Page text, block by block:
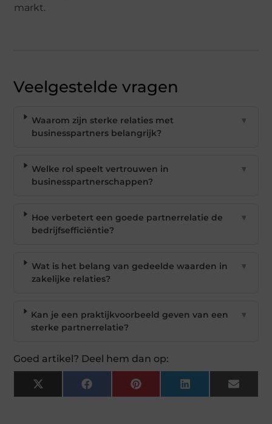
markt.
Veelgestelde vragen
Waarom zijn sterke relaties met
businesspartners belangrijk?
▼
Welke rol speelt vertrouwen in
businesspartnerschappen?
▼
Hoe verbetert een goede partnerrelatie de
bedrijfsefficiëntie?
▼
Wat is het belang van gedeelde waarden in
zakelijke relaties?
▼
Kan je een praktijkvoorbeeld geven van een
sterke partnerrelatie?
▼
Goed artikel? Deel hem dan op:
X
(Twitter)
Facebook Pinterest LinkedIn Email